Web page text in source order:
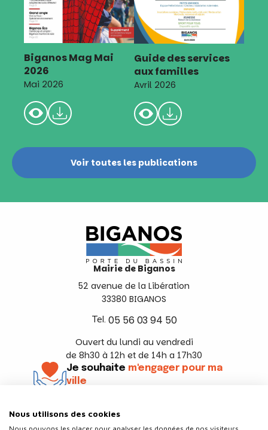
Biganos Mag Mai
2026
Mai 2026
Guide des services
aux familles
Avril 2026
Voir toutes les publications
Mairie de Biganos
52 avenue de la Libération
33380 BIGANOS
Tel. 05 56 03 94 50
Ouvert du lundi au vendredi
de 8h30 à 12h et de 14h a 17h30
Je souhaite m'engager pour ma
ville
Nous utilisons des cookies